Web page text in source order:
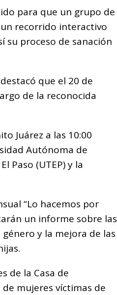
para que un grupo de
recorrido interactivo
su proceso de sanación
que el 20 de
de la reconocida
Juárez a las 10:00
Autónoma de
Paso (UTEP) y la
“Lo hacemos por
un informe sobre las
y la mejora de las
de la Casa de
mujeres víctimas de